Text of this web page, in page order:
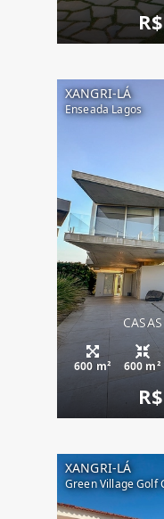
XANGRI-LÁ
Enseada Lagos
600 m² 600 m²
XANGRI-LÁ
Green Village Golf